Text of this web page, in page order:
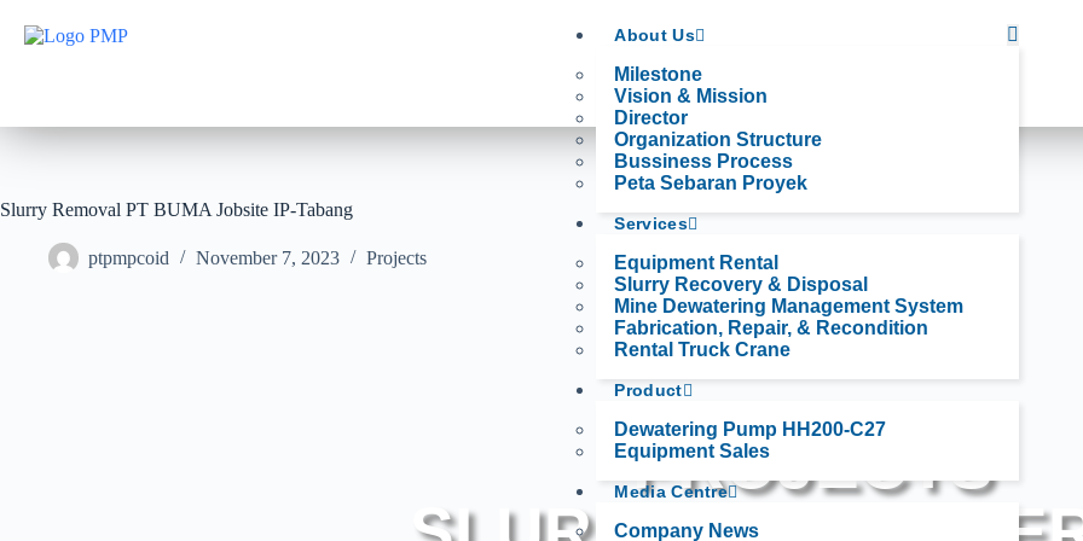
About Us
Milestone
Vision & Mission
Director
Organization Structure
Bussiness Process
Peta Sebaran Proyek
Services
Equipment Rental
Slurry Recovery & Disposal
Mine Dewatering Management System
Fabrication, Repair, & Recondition
Rental Truck Crane
Product
Dewatering Pump HH200-C27
Equipment Sales
Media Centre
Company News
Slurry Removal PT BUMA Jobsite IP-Tabang
ptpmpcoid November 7, 2023 Projects
PROJECTS